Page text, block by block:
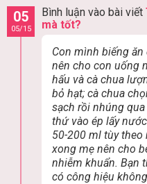
05
05/15
Bình luận vào bài viết
mà tốt?
Con mình biếng
nên cho con uống
hấu và cà chua
bỏ hạt; cà chua
sạch rồi nhúng
thứ vào ép lấy
50-200 ml tùy theo
xong mẹ nên cho
nhiễm khuẩn. Bạn
có công hiệu